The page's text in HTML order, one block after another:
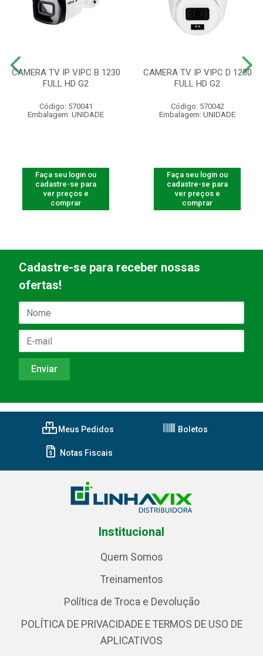
CAMERA TV IP VIPC B 1230
FULL HD G2
Código: 570041
Embalagem: UNIDADE
Faça seu login ou
cadastre-se para
ver preços e
comprar
CAMERA TV IP VIPC D 1230
FULL HD G2
Código: 570042
Embalagem: UNIDADE
Faça seu login ou
cadastre-se para
ver preços e
comprar
Cadastre-se para receber nossas
ofertas!
Meus Pedidos Boletos
Notas Fiscais
Institucional
Quem Somos
Treinamentos
Política de Troca e Devolução
POLÍTICA DE PRIVACIDADE E TERMOS DE USO DE
APLICATIVOS